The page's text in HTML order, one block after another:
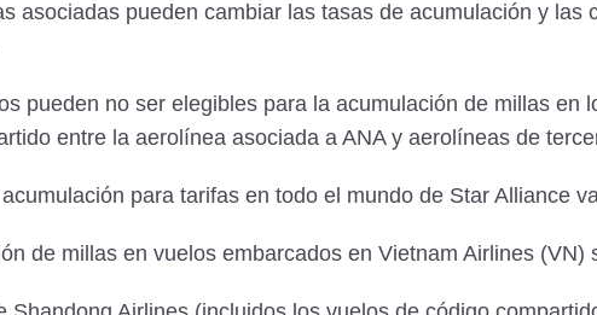
asociadas pueden cambiar las tasas de acumulación y
pueden no ser elegibles para la acumulación de millas
entre la aerolínea asociada a ANA y aerolíneas de
para tarifas en todo el mundo de Star Alliance
de millas en vuelos embarcados en Vietnam Airlines